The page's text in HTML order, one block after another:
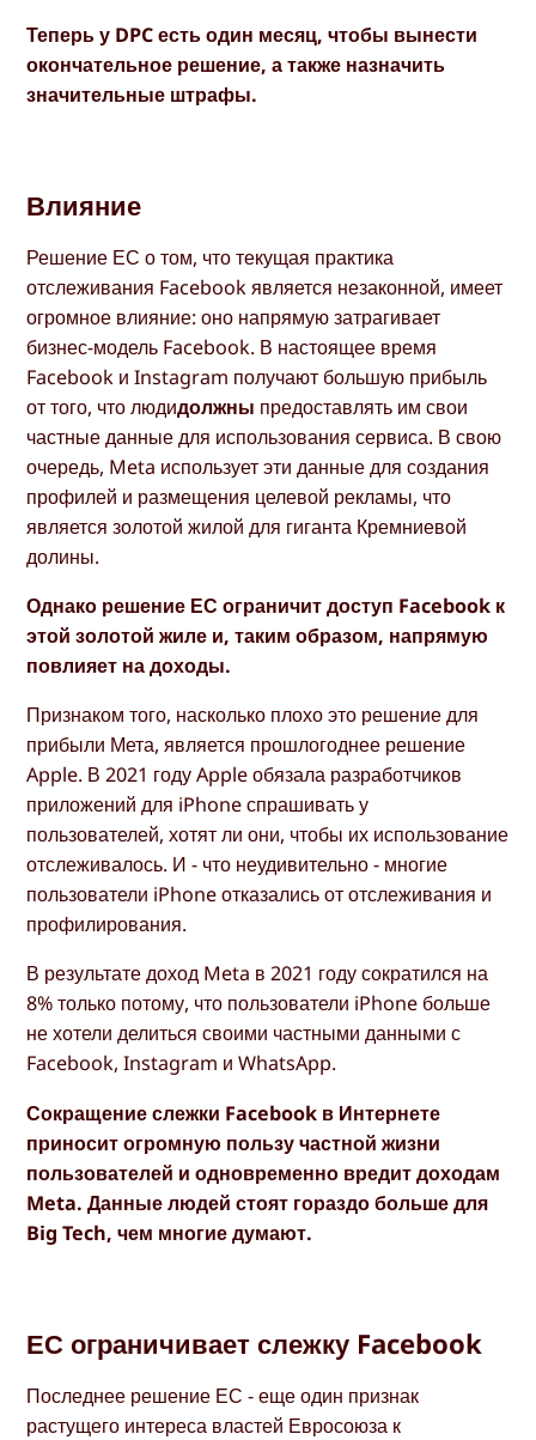
Теперь у DPC есть один месяц, чтобы вынести
окончательное решение, а также назначить
значительные штрафы.
Влияние
Решение ЕС о том, что текущая практика
отслеживания Facebook является незаконной, имеет
огромное влияние: оно напрямую затрагивает
бизнес-модель Facebook. В настоящее время
Facebook и Instagram получают большую прибыль
от того, что людидолжны предоставлять им свои
частные данные для использования сервиса. В свою
очередь, Meta использует эти данные для создания
профилей и размещения целевой рекламы, что
является золотой жилой для гиганта Кремниевой
долины.
Однако решение ЕС ограничит доступ Facebook к
этой золотой жиле и, таким образом, напрямую
повлияет на доходы.
Признаком того, насколько плохо это решение для
прибыли Мета, является прошлогоднее решение
Apple. В 2021 году Apple обязала разработчиков
приложений для iPhone спрашивать у
пользователей, хотят ли они, чтобы их использование
отслеживалось. И - что неудивительно - многие
пользователи iPhone отказались от отслеживания и
профилирования.
В результате доход Meta в 2021 году сократился на
8% только потому, что пользователи iPhone больше
не хотели делиться своими частными данными с
Facebook, Instagram и WhatsApp.
Сокращение слежки Facebook в Интернете
приносит огромную пользу частной жизни
пользователей и одновременно вредит доходам
Meta. Данные людей стоят гораздо больше для
Big Tech, чем многие думают.
ЕС ограничивает слежку Facebook
Последнее решение ЕС - еще один признак
растущего интереса властей Евросоюза к